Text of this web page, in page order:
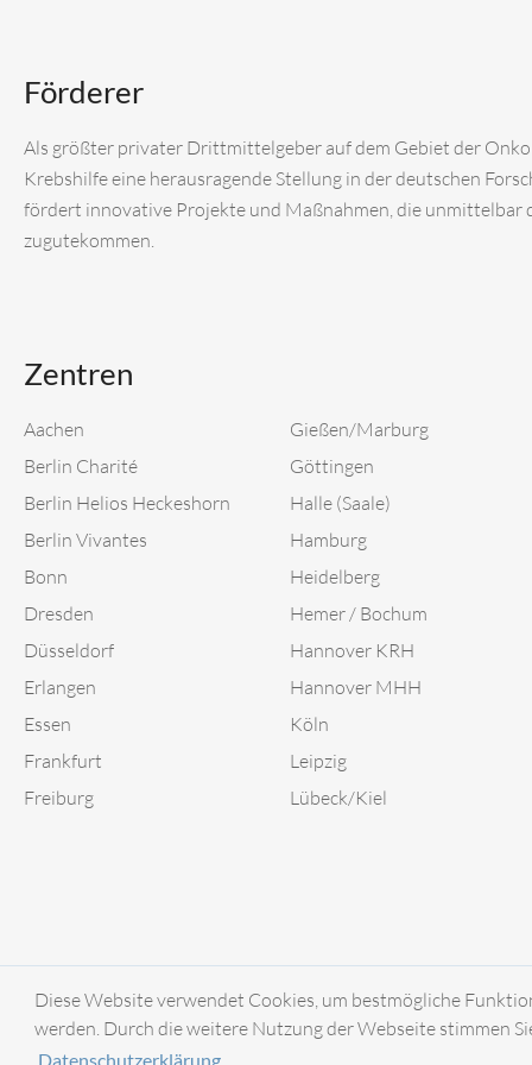
Diese Website verwendet Cookies, um bestmögliche
werden. Durch die weitere Nutzung der Webseite stimmen
Datenschutzerklärung
Förderer
Als größter privater Drittmittelgeber auf dem Gebiet der
Krebshilfe eine herausragende Stellung in der deutschen
fördert innovative Projekte und Maßnahmen, die unmittelbar
zugutekommen.
Zentren
Aachen
Berlin Charité
Berlin Helios Heckeshorn
Berlin Vivantes
Bonn
Dresden
Düsseldorf
Erlangen
Essen
Frankfurt
Freiburg
Gießen/Marburg
Göttingen
Halle (Saale)
Hamburg
Heidelberg
Hemer / Bochum
Hannover KRH
Hannover MHH
Köln
Leipzig
Lübeck/Kiel
© 2018-2026